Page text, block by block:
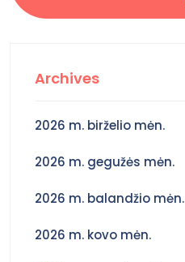
Archives
2026 m. birželio mėn.
2026 m. gegužės mėn.
2026 m. balandžio mėn.
2026 m. kovo mėn.